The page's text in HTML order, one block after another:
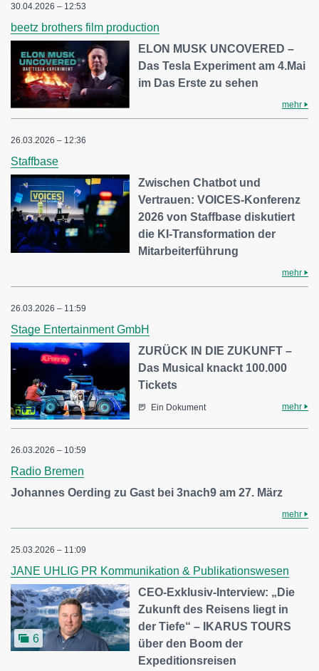
30.04.2026 – 12:53
beetz brothers film production
ELON MUSK UNCOVERED –
Das Tesla Experiment am 4.Mai
im Das Erste zu sehen
mehr
26.03.2026 – 12:36
Staffbase
Zwischen Chatbot und
Vertrauen: VOICES-Konferenz
2026 von Staffbase diskutiert
die KI-Transformation der
Mitarbeiterführung
mehr
26.03.2026 – 11:59
Stage Entertainment GmbH
ZURÜCK IN DIE ZUKUNFT –
Das Musical knackt 100.000
Tickets
Ein Dokument mehr
26.03.2026 – 10:59
Radio Bremen
Johannes Oerding zu Gast bei 3nach9 am 27. März
mehr
25.03.2026 – 11:09
JANE UHLIG PR Kommunikation & Publikationswesen
6
CEO-Exklusiv-Interview: „Die
Zukunft des Reisens liegt in
der Tiefe“ – IKARUS TOURS
über den Boom der
Expeditionsreisen